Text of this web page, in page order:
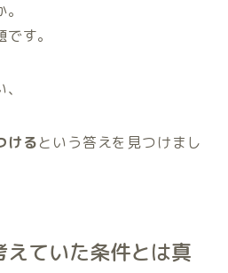
す。
けるという答えを見つけまし
ていた条件とは真